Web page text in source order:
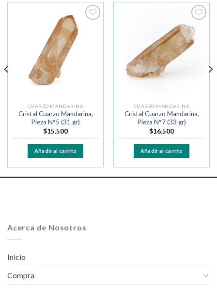
CUARZO MANDARINA
Cristal Cuarzo Mandarina,
Pieza N°5 (31 gr)
$15.500
Añadir al carrito
Añadir
a la
lista de
deseos
CUARZO MANDARINA
Cristal Cuarzo Mandarina,
Pieza N°7 (33 gr)
$16.500
Añadir al carrito
Acerca de Nosotros
Inicio
Compra